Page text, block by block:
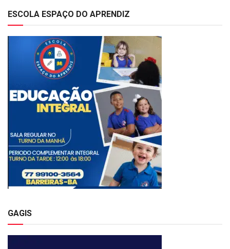
ESCOLA ESPAÇO DO APRENDIZ
GAGIS